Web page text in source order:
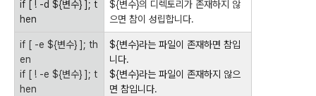
if [ ! -d ${변수} ]; t
hen
${변수}의 디렉토리가 존재하지 않
으면 참이 성립합니다.
if [ -e ${변수} ]; th
en
if [ ! -e ${변수} ]; t
hen
${변수}라는 파일이 존재하면 참입
니다.
${변수}라는 파일이 존재하지 않으
면 참입니다.